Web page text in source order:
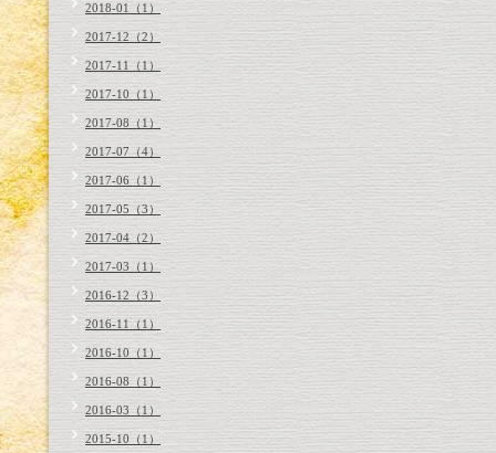
2018-01（1）
2017-12（2）
2017-11（1）
2017-10（1）
2017-08（1）
2017-07（4）
2017-06（1）
2017-05（3）
2017-04（2）
2017-03（1）
2016-12（3）
2016-11（1）
2016-10（1）
2016-08（1）
2016-03（1）
2015-10（1）